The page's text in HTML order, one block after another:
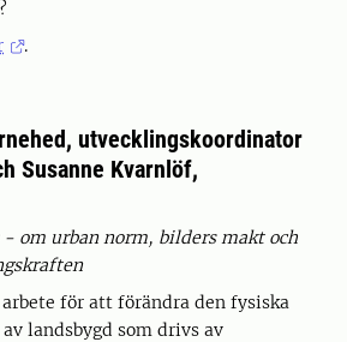
.
utvecklingskoordinator
Susanne Kvarnlöf,
om urban norm, bilders makt och
för att förändra den fysiska
landsbygd som drivs av